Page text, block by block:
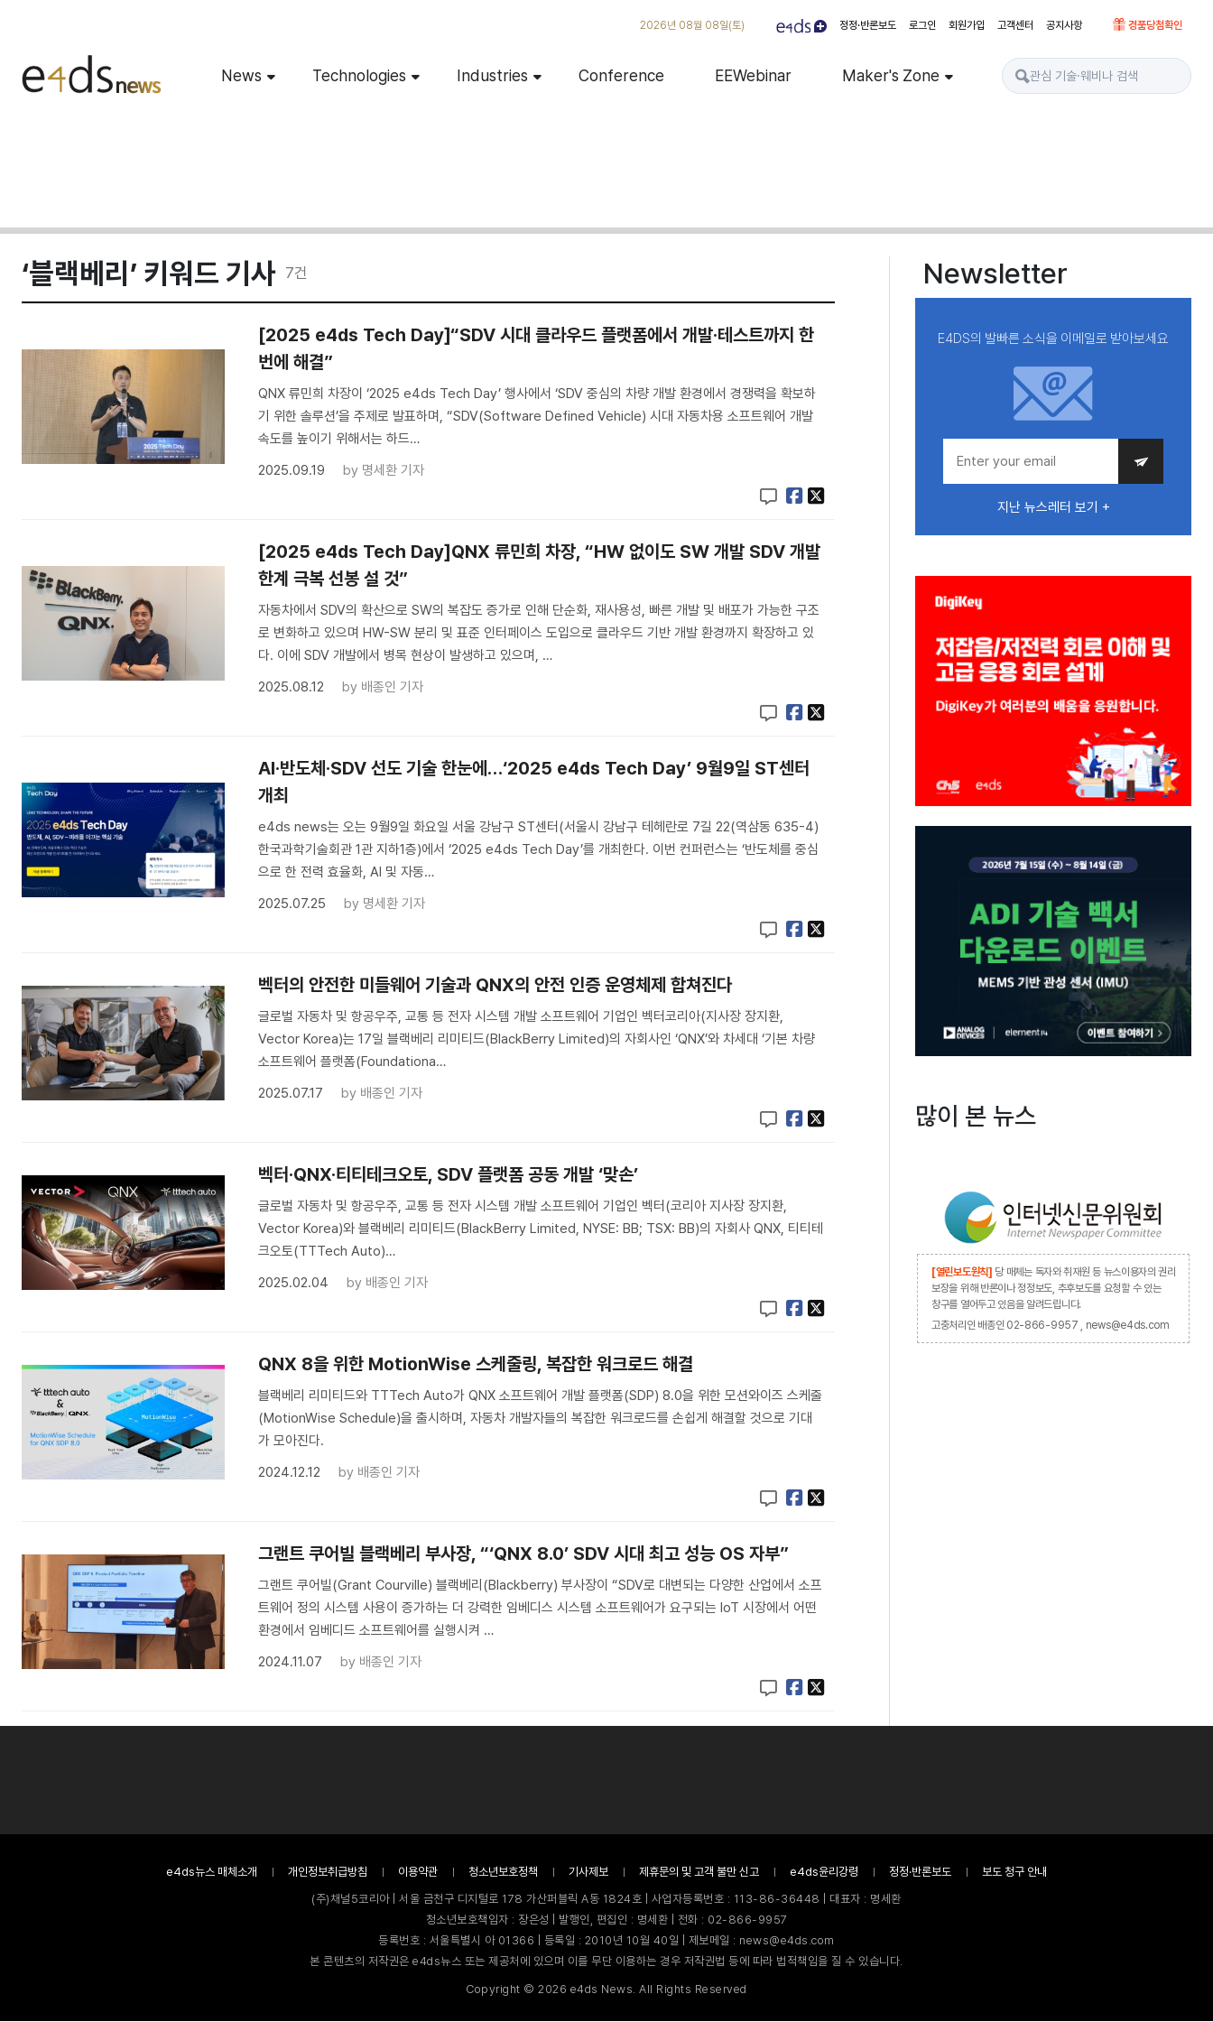
2026년 08월 08일(토) 정정·반론보도 로그인 회원가입 고객센터 공지사항 경품당첨확인
News Technologies Industries Conference EEWebinar Maker's Zone
‘블랙베리’ 키워드 기사 7건
[2025 e4ds Tech Day]“SDV 시대 클라우드 플랫폼에서 개발·테스트까지 한
번에 해결”
QNX 류민희 차장이 ‘2025 e4ds Tech Day’ 행사에서 ‘SDV 중심의 차량 개발 환경에서 경쟁력을 확보하
기 위한 솔루션’을 주제로 발표하며, “SDV(Software Defined Vehicle) 시대 자동차용 소프트웨어 개발
속도를 높이기 위해서는 하드…
2025.09.19
by 명세환 기자
[2025 e4ds Tech Day]QNX 류민희 차장, “HW 없이도 SW 개발 SDV 개발
한계 극복 선봉 설 것”
자동차에서 SDV의 확산으로 SW의 복잡도 증가로 인해 단순화, 재사용성, 빠른 개발 및 배포가 가능한 구조
로 변화하고 있으며 HW-SW 분리 및 표준 인터페이스 도입으로 클라우드 기반 개발 환경까지 확장하고 있
다. 이에 SDV 개발에서 병목 현상이 발생하고 있으며, …
2025.08.12
by 배종인 기자
AI·반도체·SDV 선도 기술 한눈에…‘2025 e4ds Tech Day’ 9월9일 ST센터
개최
e4ds news는 오는 9월9일 화요일 서울 강남구 ST센터(서울시 강남구 테헤란로 7길 22(역삼동 635-4)
한국과학기술회관 1관 지하1층)에서 ‘2025 e4ds Tech Day’를 개최한다. 이번 컨퍼런스는 ‘반도체를 중심
으로 한 전력 효율화, AI 및 자동…
2025.07.25
by 명세환 기자
벡터의 안전한 미들웨어 기술과 QNX의 안전 인증 운영체제 합쳐진다
글로벌 자동차 및 항공우주, 교통 등 전자 시스템 개발 소프트웨어 기업인 벡터코리아(지사장 장지환,
Vector Korea)는 17일 블랙베리 리미티드(BlackBerry Limited)의 자회사인 ‘QNX’와 차세대 ‘기본 차량
소프트웨어 플랫폼(Foundationa…
2025.07.17
by 배종인 기자
벡터·QNX·티티테크오토, SDV 플랫폼 공동 개발 ‘맞손’
글로벌 자동차 및 항공우주, 교통 등 전자 시스템 개발 소프트웨어 기업인 벡터(코리아 지사장 장지환,
Vector Korea)와 블랙베리 리미티드(BlackBerry Limited, NYSE: BB; TSX: BB)의 자회사 QNX, 티티테
크오토(TTTech Auto)…
2025.02.04
by 배종인 기자
QNX 8을 위한 MotionWise 스케줄링, 복잡한 워크로드 해결
블랙베리 리미티드와 TTTech Auto가 QNX 소프트웨어 개발 플랫폼(SDP) 8.0을 위한 모션와이즈 스케줄
(MotionWise Schedule)을 출시하며, 자동차 개발자들의 복잡한 워크로드를 손쉽게 해결할 것으로 기대
가 모아진다.
2024.12.12
by 배종인 기자
그랜트 쿠어빌 블랙베리 부사장, “‘QNX 8.0’ SDV 시대 최고 성능 OS 자부”
그랜트 쿠어빌(Grant Courville) 블랙베리(Blackberry) 부사장이 “SDV로 대변되는 다양한 산업에서 소프
트웨어 정의 시스템 사용이 증가하는 더 강력한 임베디스 시스템 소프트웨어가 요구되는 IoT 시장에서 어떤
환경에서 임베디드 소프트웨어를 실행시켜 …
2024.11.07
by 배종인 기자
Newsletter
E4DS의 발빠른 소식을 이메일로 받아보세요
지난 뉴스레터 보기 +
많이 본 뉴스
[열린보도원칙] 당 매체는 독자와 취재원 등 뉴스이용자의 권리
보장을 위해 반론이나 정정보도, 추후보도를 요청할 수 있는
창구를 열어두고 있음을 알려드립니다.
고충처리인 배종인 02-866-9957 , news@e4ds.com
e4ds뉴스 매체소개 개인정보취급방침 이용약관 청소년보호정책 기사제보 제휴문의 및 고객 불만 신고 e4ds윤리강령 정정·반론보도
보도 청구 안내
(주)채널5코리아 | 서울 금천구 디지털로 178 가산퍼블릭 A동 1824호 | 사업자등록번호 : 113-86-36448 | 대표자 : 명세환
청소년보호책임자 : 장은성 | 발행인, 편집인 : 명세환 | 전화 : 02-866-9957
등록번호 : 서울특별시 아 01366 | 등록일 : 2010년 10월 40일 | 제보메일 : news@e4ds.com
본 콘텐츠의 저작권은 e4ds뉴스 또는 제공처에 있으며 이를 무단 이용하는 경우 저작권법 등에 따라 법적책임을 질 수 있습니다.
Copyright ©2026 e4ds News. All Rights Reserved